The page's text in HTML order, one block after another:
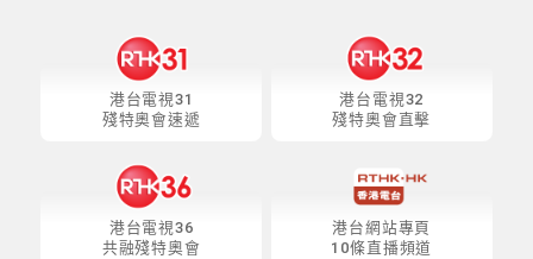
港台電視31
殘特奧會速遞
港台電視32
殘特奧會直擊
港台電視36
共融殘特奧會
港台網站專頁
10條直播頻道